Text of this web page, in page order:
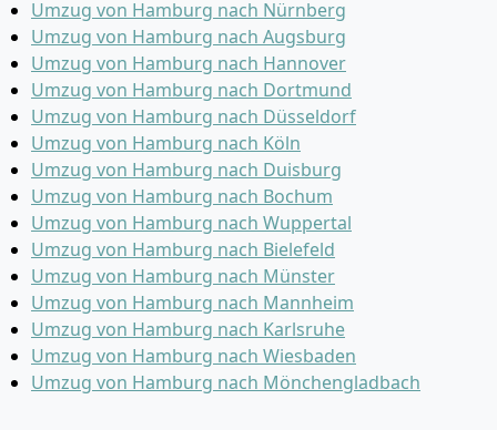
Umzug von Hamburg nach Nürnberg
Umzug von Hamburg nach Augsburg
Umzug von Hamburg nach Hannover
Umzug von Hamburg nach Dortmund
Umzug von Hamburg nach Düsseldorf
Umzug von Hamburg nach Köln
Umzug von Hamburg nach Duisburg
Umzug von Hamburg nach Bochum
Umzug von Hamburg nach Wuppertal
Umzug von Hamburg nach Bielefeld
Umzug von Hamburg nach Münster
Umzug von Hamburg nach Mannheim
Umzug von Hamburg nach Karlsruhe
Umzug von Hamburg nach Wiesbaden
Umzug von Hamburg nach Mönchen­gladbach